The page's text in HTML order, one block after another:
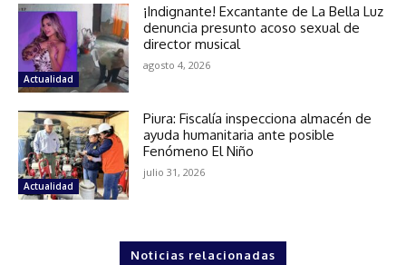
Actualidad
¡Indignante! Excantante de La Bella Luz
denuncia presunto acoso sexual de
director musical
agosto 4, 2026
Actualidad
Piura: Fiscalía inspecciona almacén de
ayuda humanitaria ante posible
Fenómeno El Niño
julio 31, 2026
Noticias relacionadas